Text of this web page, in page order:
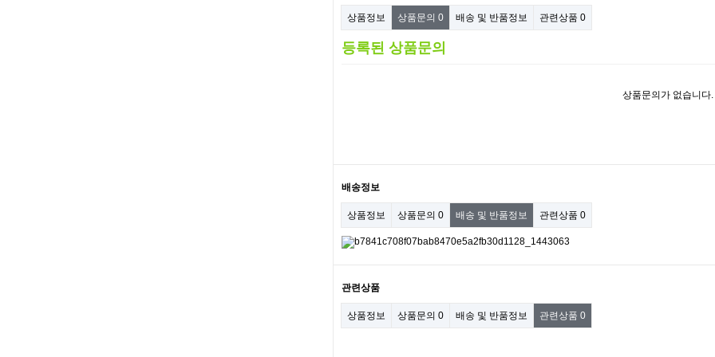
상품정보 상품문의 0 배송 및 반품정보 관련상품 0
등록된 상품문의
상품문의가 없습니다.
배송정보
상품정보 상품문의 0 배송 및 반품정보 관련상품 0
관련상품
상품정보 상품문의 0 배송 및 반품정보 관련상품 0